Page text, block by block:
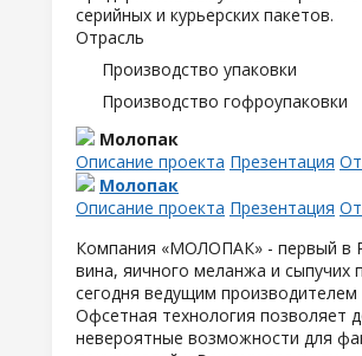
серийных и курьерских пакетов.
Отрасль
Производство упаковки
Производство гофроупаковки
Молопак
Описание проекта Презентация
Молопак
Описание проекта Презентация
Компания «МОЛОПАК» - первый в
вина, яичного меланжа и сыпучих
сегодня ведущим производителем
Офсетная технология позволяет
невероятные возможности для